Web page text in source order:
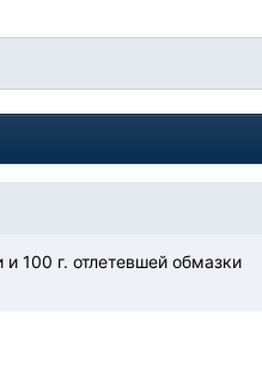
100 г. отлетевшей обмазки